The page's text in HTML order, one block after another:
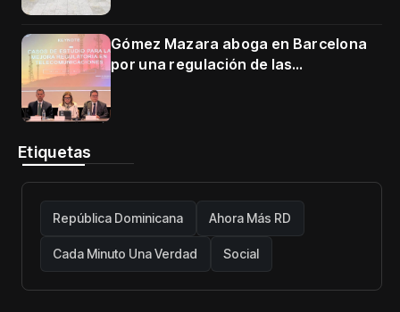
Gómez Mazara aboga en Barcelona
por una regulación de las
Etiquetas
República Dominicana Ahora Más RD
Cada Minuto Una Verdad Social